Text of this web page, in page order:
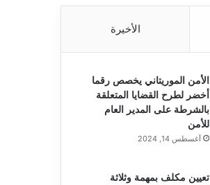
الأخيرة
الأمن الموريتاني يخصص رقما
أخضر لطرح القضايا المتعلقة
بالشرطة على المدير العام
للأمن
أغسطس 14, 2024
تعيين مكلف بمهمة وثلاثة